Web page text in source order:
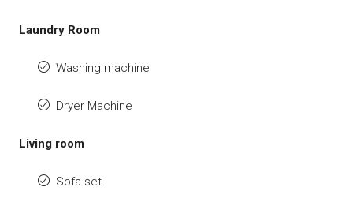
Laundry Room
Washing machine
Dryer Machine
Living room
Sofa set